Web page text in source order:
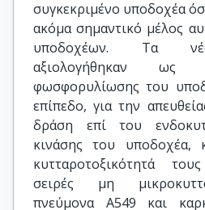
συγκεκριμένο υποδοχέα
ακόμα σημαντικό μέλος
υποδοχέων. Τα
αξιολογήθηκαν ως
φωσφορυλίωσης του
επίπεδο, για την
δράση επί του
κινάσης του υποδοχέα,
κυτταροτοξικότητά
σειρές μη
πνεύμονα Α549 και